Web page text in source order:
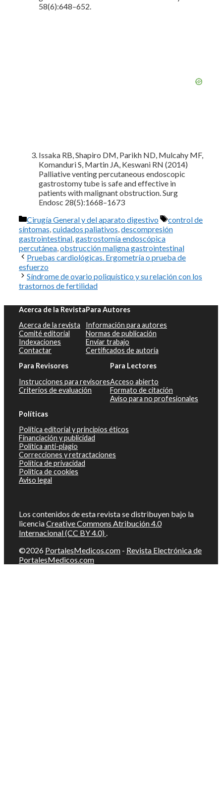
58(6):648–652.
Issaka RB, Shapiro DM, Parikh ND, Mulcahy MF,
Komanduri S, Martin JA, Keswani RN (2014)
Palliative venting percutaneous endoscopic
gastrostomy tube is safe and effective in
patients with malignant obstruction. Surg
Endosc 28(5):1668–1673
Categorías
Cirugía General y del aparato digestivo Etiquetas
control de
síntomas cuidados paliativos descompresión
gastrointestinal gastrostomía endoscópica
percutánea obstrucción maligna gastrointestinal
Pruebas cardiológicas. Ergometría o prueba de
esfuerzo
Síndrome de ovario poliquístico y su relación con los
trastornos de fertilidad
Acerca de la Revista
Acerca de la revista
Comité editorial
Indexaciones
Contactar
Para Autores
Información para autores
Normas de publicación
Enviar trabajo
Certificados de autoría
Para Revisores
Instrucciones para revisores
Criterios de evaluación
Para Lectores
Acceso abierto
Formato de citación
Aviso para no profesionales
Políticas
Política editorial y principios éticos
Financiación y publicidad
Política anti-plagio
Correcciones y retractaciones
Política de privacidad
Política de cookies
Aviso legal
Los contenidos de esta revista se distribuyen bajo la
licenciaCreative Commons Atribución 4.0
Internacional (CC BY 4.0) .
©2026 PortalesMedicos.com - Revista Electrónica de
PortalesMedicos.com